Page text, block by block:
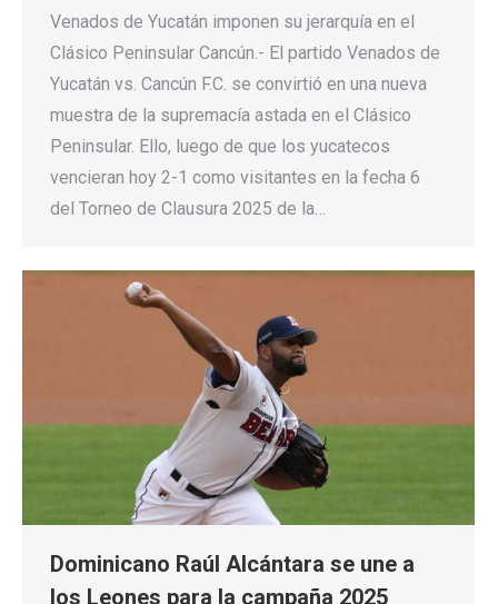
Venados de Yucatán imponen su jerarquía en el
Clásico Peninsular Cancún.- El partido Venados de
Yucatán vs. Cancún F.C. se convirtió en una nueva
muestra de la supremacía astada en el Clásico
Peninsular. Ello, luego de que los yucatecos
vencieran hoy 2-1 como visitantes en la fecha 6
del Torneo de Clausura 2025 de la…
Dominicano Raúl Alcántara se une a
los Leones para la campaña 2025